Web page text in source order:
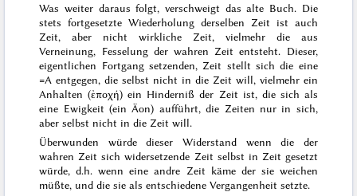
Was weiter daraus folgt, verschweigt das alte Buch. Die
stets fortgesetzte Wiederholung derselben Zeit ist auch
Zeit, aber nicht wirkliche Zeit, vielmehr die aus
Verneinung, Fesselung der wahren Zeit entsteht. Dieser,
eigentlichen Fortgang setzenden, Zeit stellt sich die eine
=A entgegen, die selbst nicht in die Zeit will, vielmehr ein
Anhalten (ἐποχή) ein Hinderniß der Zeit ist, die sich als
eine Ewigkeit (ein Äon) aufführt, die Zeiten nur in sich,
aber selbst nicht in die Zeit will.
Überwunden würde dieser Widerstand wenn die der
wahren Zeit sich widersetzende Zeit selbst in Zeit gesetzt
würde, d.h. wenn eine andre Zeit käme der sie weichen
müßte, und die sie als entschiedene Vergangenheit setzte.